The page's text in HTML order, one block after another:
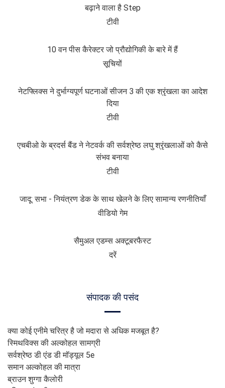
बढ़ाने वाला है Step
टीवी
10 वन पीस कैरेक्टर जो प्रौद्योगिकी के बारे में हैं
सूचियों
नेटफ्लिक्स ने दुर्भाग्यपूर्ण घटनाओं सीजन 3 की एक श्रृंखला का आदेश
दिया
टीवी
एचबीओ के ब्रदर्स बैंड ने नेटवर्क की सर्वश्रेष्ठ लघु श्रृंखलाओं को कैसे
संभव बनाया
टीवी
जादू: सभा - नियंत्रण डेक के साथ खेलने के लिए सामान्य रणनीतियाँ
वीडियो गेम
सैमुअल एडम्स अक्टूबरफैस्ट
दरें
संपादक की पसंद
क्या कोई एनीमे चरित्र है जो मदारा से अधिक मजबूत है?
स्मिथविक्स की अल्कोहल सामग्री
सर्वश्रेष्ठ डी एंड डी मॉड्यूल 5e
समान अल्कोहल की मात्रा
ब्राउन शुग्गा कैलोरी